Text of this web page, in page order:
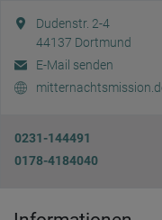
Dudenstr. 2-4
44137 Dortmund
E-Mail senden
0231-144491
0178-4184040